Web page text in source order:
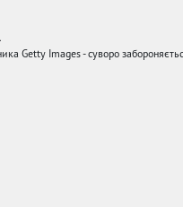
Getty Images - суворо